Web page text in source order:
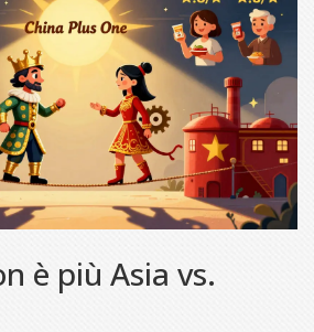
è più Asia vs.